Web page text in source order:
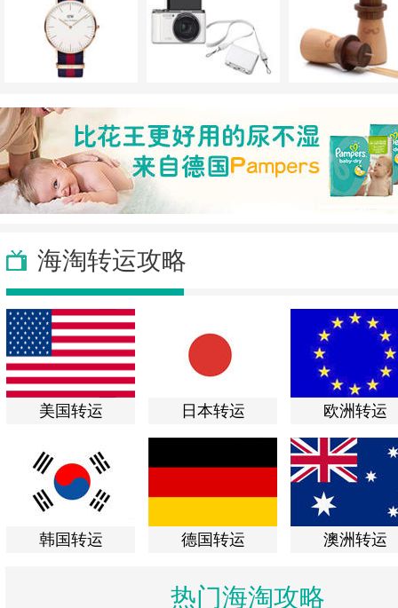
海淘转运攻略
美国转运 日本转运 欧洲转运
韩国转运 德国转运 澳洲转运
热门海淘攻略